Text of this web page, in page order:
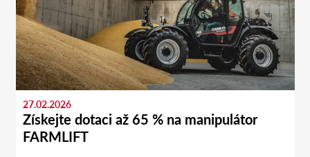
27.02.2026
Získejte dotaci až 65 % na manipulátor
FARMLIFT